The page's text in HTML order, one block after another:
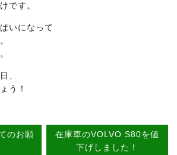
です。
いになって
、
う！
のお願
在庫車のVOLVO S80を値
下げしました！